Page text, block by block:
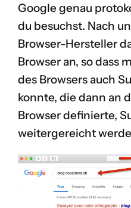
Google genau
du besuchst. Nach
Browser-Hersteller
Browser an, so dass
des Browsers auch
konnte, die dann an
Browser definierte,
weitergereicht